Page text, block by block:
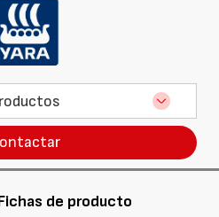
de producto